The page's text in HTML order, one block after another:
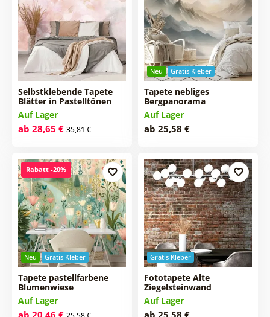
Selbstklebende Tapete
Blätter in Pastelltönen
Auf Lager
ab 28,65 € 35,81 €
Neu Gratis Kleber
Tapete nebliges
Bergpanorama
Auf Lager
ab 25,58 €
Neu Gratis Kleber
Rabatt -20%
Tapete pastellfarbene
Blumenwiese
Auf Lager
ab 20,46 €
Gratis Kleber
Fototapete Alte
Ziegelsteinwand
Auf Lager
ab 25,58 €